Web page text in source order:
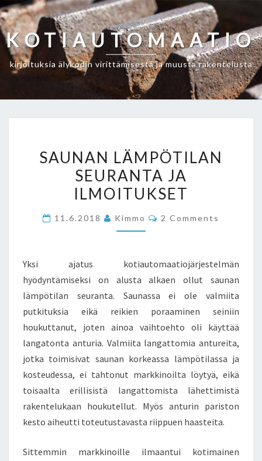
Skip
to
content
KOTIAUTOMAATIO
kirjoituksia älykodin virittämisestä ja muusta rakentelusta
LÄMPÖTILAN
SEURANTA
JA
SAUNAN LÄMPÖTILAN
SEURANTA JA
ILMOITUKSET
11.6.2018 Kimmo Comments
2 Comments
Yksi ajatus kotiautomaatiojärjestelmän
hyödyntämiseksi on alusta alkaen ollut saunan
lämpötilan seuranta. Saunassa ei ole valmiita
putkituksia eikä reikien poraaminen seiniin
houkuttanut, joten ainoa vaihtoehto oli käyttää
langatonta anturia. Valmiita langattomia antureita,
jotka toimisivat saunan korkeassa lämpötilassa ja
kosteudessa, ei tahtonut markkinoilta löytyä, eikä
toisaalta erillisistä langattomista lähettimistä
rakentelukaan houkutellut. Myös anturin pariston
kesto aiheutti toteutustavasta riippuen haasteita.
Sittemmin markkinoille ilmaantui kotimainen